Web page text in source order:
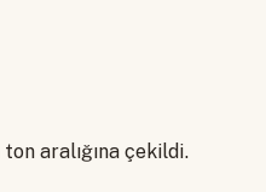
aralığına çekildi.